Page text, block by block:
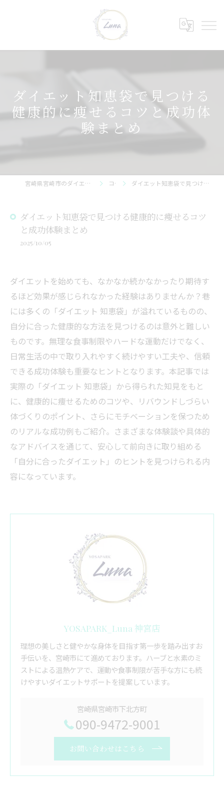
ダイエット知恵袋で見つける
健康的に痩せるコツと成功体
験まとめ
宮崎県宮崎市のダイエットならYOSAPARK_Luna 神宮店 コラム ダイエット知恵袋で見つける健康的に痩せるコツと成功体験まとめ
ダイエット知恵袋で見つける健康的に痩せるコツ
と成功体験まとめ
2025/10/05
ダイエットを始めても、なかなか続かなかったり期待す
るほど効果が感じられなかった経験はありませんか？巷
には多くの「ダイエット 知恵袋」が溢れているものの、
自分に合った健康的な方法を見つけるのは意外と難しい
ものです。無理な食事制限やハードな運動だけでなく、
日常生活の中で取り入れやすく続けやすい工夫や、信頼
できる成功体験も重要なヒントとなります。本記事では
実際の「ダイエット 知恵袋」から得られた知見をもと
に、健康的に痩せるためのコツや、リバウンドしづらい
体づくりのポイント、さらにモチベーションを保つため
のリアルな成功例もご紹介。さまざまな体験談や具体的
なアドバイスを通じて、安心して前向きに取り組める
「自分に合ったダイエット」のヒントを見つけられる内
容になっています。
YOSAPARK_Luna 神宮店
理想の美しさと健やかな身体を目指す第一歩を踏み出すお
手伝いを、宮崎市にて進めております。ハーブと水素のミ
ストによる温熱ケアで、運動や食事制限が苦手な方にも続
けやすいダイエットサポートを提案しています。
宮崎県宮崎市下北方町
090-9472-9001
お問い合わせはこちら